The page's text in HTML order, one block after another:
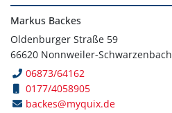
Markus Backes
Oldenburger Straße 59
66620 Nonnweiler-Schwarzenbach
06873/64162
0177/4058905
backes@myquix.de